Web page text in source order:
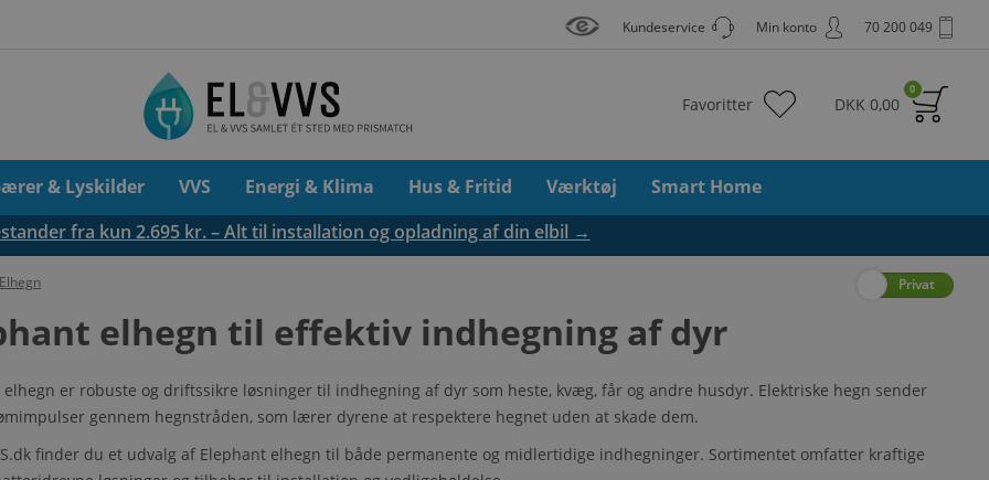
70 200 049
Min konto
Kundeservice
0
DKK 0,00
Favoritter
& Lyskilder VVS Energi & Klima Hus & Fritid Værktøj
Smart Home
fra kun 2.695 kr. – Alt til installation og opladning af din elbil →
Privat
elhegn til effektiv indhegning af dyr
elhegn er robuste og driftssikre løsninger til indhegning af dyr som heste, kvæg, får og andre husdyr. Elektriske hegn sender
gennem hegnstråden, som lærer dyrene at respektere hegnet uden at skade dem.
finder du et udvalg af Elephant elhegn til både permanente og midlertidige indhegninger. Sortimentet omfatter kraftige